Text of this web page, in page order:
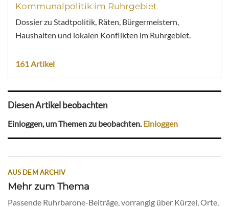
Kommunalpolitik im Ruhrgebiet
Dossier zu Stadtpolitik, Räten, Bürgermeistern,
Haushalten und lokalen Konflikten im Ruhrgebiet.
161 Artikel
Diesen Artikel beobachten
Einloggen, um Themen zu beobachten.Einloggen
AUS DEM ARCHIV
Mehr zum Thema
Passende Ruhrbarone-Beiträge, vorrangig über Kürzel, Orte,